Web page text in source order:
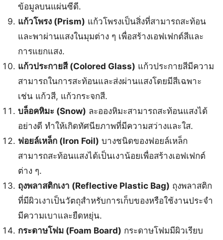
ข้อมูลบนแผ่นซีดี.
แก้วโพรง (Prism) แก้วโพรงเป็นสิ่งที่สามารถสะท้อน
และพาผ่านแสงในมุมต่าง ๆ เพื่อสร้างเอฟเฟกต์สีและ
การแยกแสง.
แก้วประกายสี (Colored Glass) แก้วประกายสีมีความ
สามารถในการสะท้อนและส่งผ่านแสงโดยมีสีเฉพาะ
เช่น แก้วสี, แก้วกระจกสี.
บล็อคหิมะ (Snow) ละอองหิมะสามารถสะท้อนแสงได้
อย่างดี ทำให้เกิดทัศนียภาพที่มีความสว่างและใส.
ฟอยล์เหล็ก (Iron Foil) บางชนิดของฟอยล์เหล็ก
สามารถสะท้อนแสงได้เป็นเงาน้อยเพื่อสร้างเอฟเฟกต์
ต่าง ๆ.
ถุงพลาสติกเงา (Reflective Plastic Bag) ถุงพลาสติก
ที่มีผิวเงาเป็นวัตถุสำหรับการเก็บของหรือใช้งานประจำ
มีความเบาและยืดหยุ่น.
กระดาษโฟม (Foam Board) กระดาษโฟมมีผิวเรียบ